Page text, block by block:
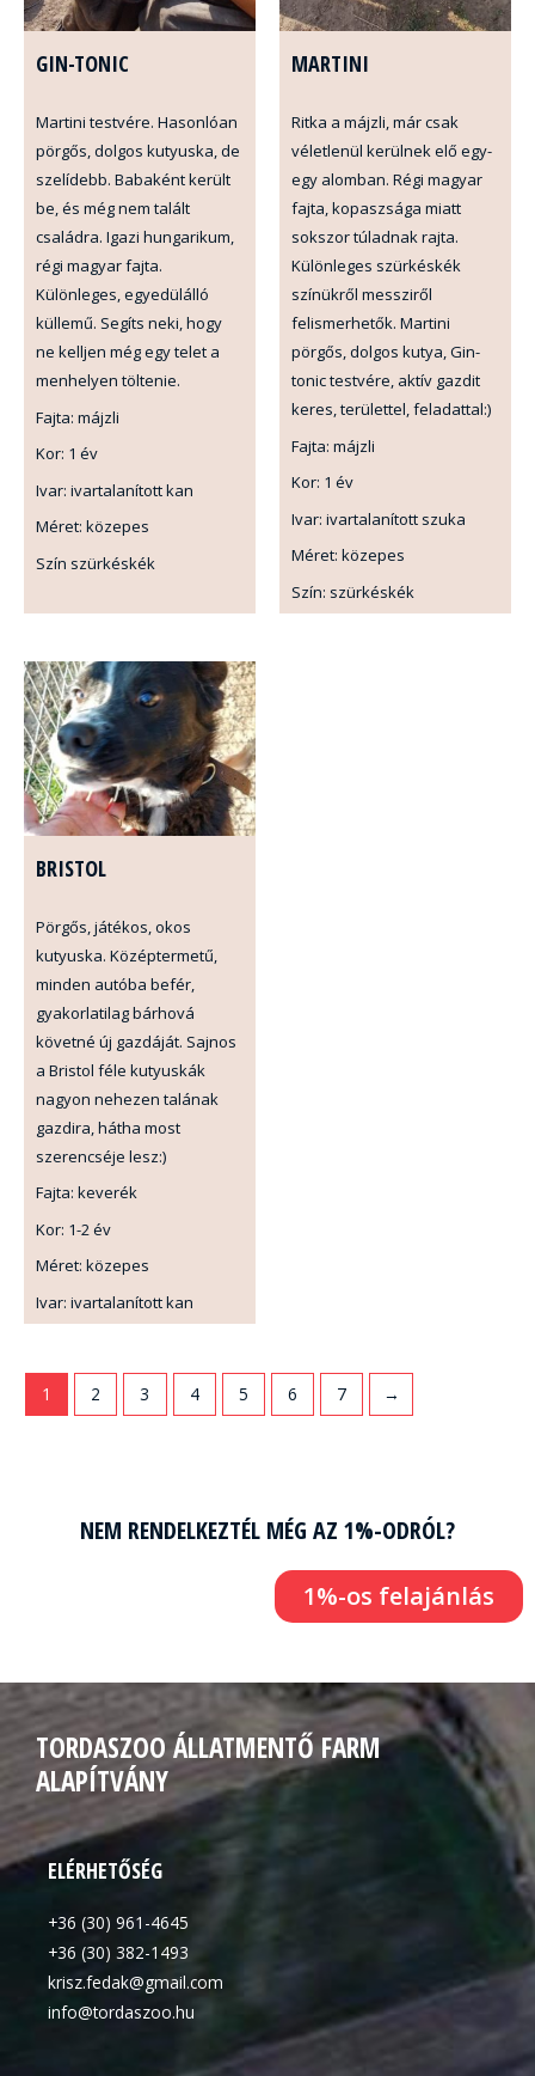
GIN-TONIC
Martini testvére. Hasonlóan
pörgős, dolgos kutyuska, de
szelídebb. Babaként került
be, és még nem talált
családra. Igazi hungarikum,
régi magyar fajta.
Különleges, egyedülálló
küllemű. Segíts neki, hogy
ne kelljen még egy telet a
menhelyen töltenie.
Fajta: májzli
Kor: 1 év
Ivar: ivartalanított kan
Méret: közepes
Szín szürkéskék
MARTINI
Ritka a májzli, már csak
véletlenül kerülnek elő egy-
egy alomban. Régi magyar
fajta, kopaszsága miatt
sokszor túladnak rajta.
Különleges szürkéskék
színükről messziről
felismerhetők. Martini
pörgős, dolgos kutya, Gin-
tonic testvére, aktív gazdit
keres, területtel, feladattal:)
Fajta: májzli
Kor: 1 év
Ivar: ivartalanított szuka
Méret: közepes
Szín: szürkéskék
BRISTOL
Pörgős, játékos, okos
kutyuska. Középtermetű,
minden autóba befér,
gyakorlatilag bárhová
követné új gazdáját. Sajnos
a Bristol féle kutyuskák
nagyon nehezen talának
gazdira, hátha most
szerencséje lesz:)
Fajta: keverék
Kor: 1-2 év
Méret: közepes
Ivar: ivartalanított kan
1 2 3 4 5 6 7 →
NEM RENDELKEZTÉL MÉG AZ 1%-ODRÓL?
1%-os felajánlás
TORDASZOO ÁLLATMENTŐ FARM
ALAPÍTVÁNY
ELÉRHETŐSÉG
+36 (30) 961-4645
+36 (30) 382-1493
krisz.fedak@gmail.com
info@tordaszoo.hu